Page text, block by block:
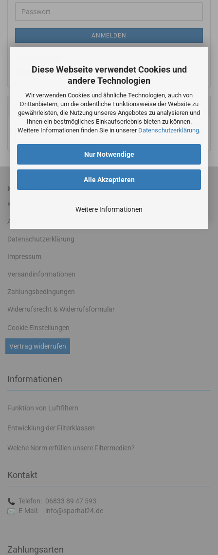
Diese Webseite verwendet Cookies und
andere Technologien
Wir verwenden Cookies und ähnliche Technologien, auch von
Drittanbietern, um die ordentliche Funktionsweise der Website zu
gewährleisten, die Nutzung unseres Angebotes zu analysieren und
Ihnen ein bestmögliches Einkaufserlebnis bieten zu können.
Weitere Informationen finden Sie in unserer Datenschutzerklärung.
Alle Akzeptieren
Nur Notwendige
Weitere Informationen
Adresse
Passwort
ANMELDEN
Passwort vergessen?
Hersteller
MEHR ÜBER...
Kontakt
AGB
Datenschutzerklärung
Impressum
Versandinformationen
Zahlungsbedingungen
Widerrufsrecht & Widerrufsformular
Vertrag widerrufen
Cookie Einstellungen
Informationen
Funktion von Luftfiltern
Entwicklung der Filterklassen
Welche Norm erfüllen unsere Filtermedien?
Kontakt
Telefon: 06833 89 47 593
E-Mail:
info@sparhai24.de
Zahlungsarten